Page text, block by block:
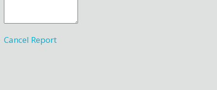
Cancel Report